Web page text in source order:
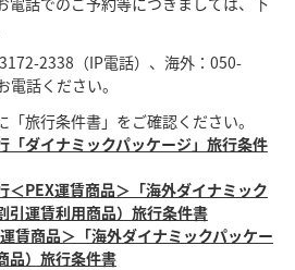
2338（IP電話）、海外：050-
話ください。
旅行条件書」をご確認ください。
「ダイナミックパッケージ」旅行条件
＜PEX運賃商品＞「海外ダイナミック
引運賃利用商品）旅行条件書
賃商品＞「海外ダイナミックパッケー
品）旅行条件書